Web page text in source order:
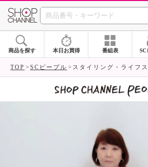
SHOP
商品を探す 本日お買得 番組表 SC
TOP SCピープル スタイリング・ライフ